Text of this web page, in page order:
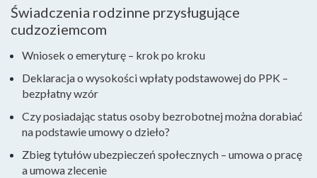
Świadczenia rodzinne przysługujące
cudzoziemcom
Wniosek o emeryturę – krok po kroku
Deklaracja o wysokości wpłaty podstawowej do PPK –
bezpłatny wzór
Czy posiadając status osoby bezrobotnej można dorabiać
na podstawie umowy o dzieło?
Zbieg tytułów ubezpieczeń społecznych – umowa o pracę
a umowa zlecenie